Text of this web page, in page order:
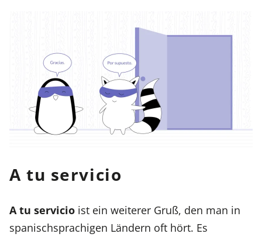
A tu servicio
A tu servicio ist ein weiterer Gruß, den man in
spanischsprachigen Ländern oft hört. Es